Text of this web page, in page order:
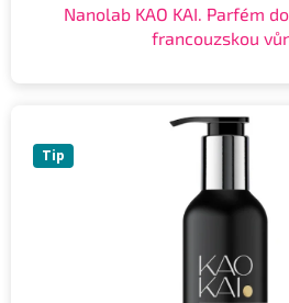
Nanolab KAO KAI. Parfém
francouzskou
Tip